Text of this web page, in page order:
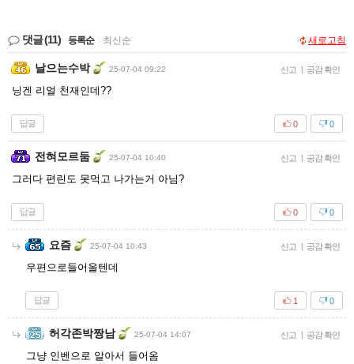
댓글(11) 등록순 최신순 새로고침
날으는수박 25-07-04 09:22 신고 | 공감 확인
닝겐 리얼 천재인데??
답글 0
0
전혀모르둠 25-07-04 10:40 신고 | 공감 확인
그러다 편린도 못먹고 나가는거 아님?
답글 0
0
요즘 25-07-04 10:43 신고 | 공감 확인
우편으로들어올텐데
답글 0
1
허각존박짱남 25-07-04 14:07 신고 | 공감 확인
그냥 인벤으로 알아서 들어옴